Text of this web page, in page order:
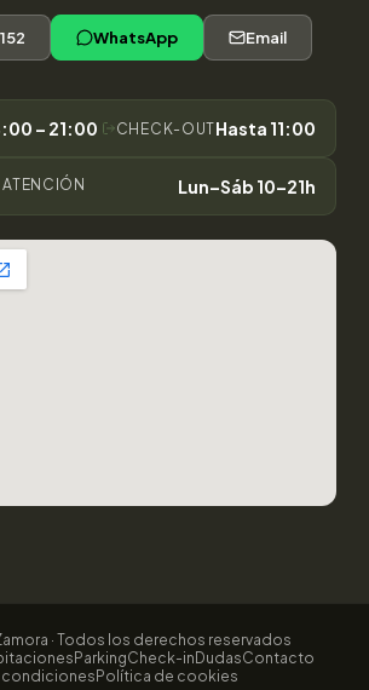
WhatsApp Email
– 21:00 CHECK-OUTHasta 11:00
Lun–Sáb 10–21h
· Todos los derechos reservados
ParkingCheck-in DudasContacto
condiciones Política de cookies